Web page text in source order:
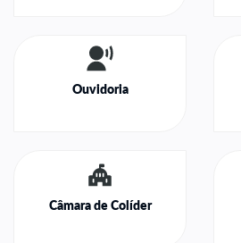
Ouvidoria
Câmara de Colíder